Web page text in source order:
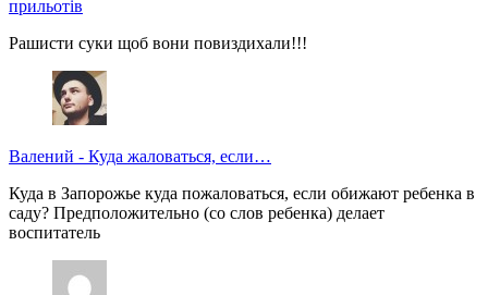
прильотів
Рашисти суки щоб вони повиздихали!!!
Валений - Куда жаловаться, если…
Куда в Запорожье куда пожаловаться, если обижают ребенка в
саду? Предположительно (со слов ребенка) делает
воспитатель